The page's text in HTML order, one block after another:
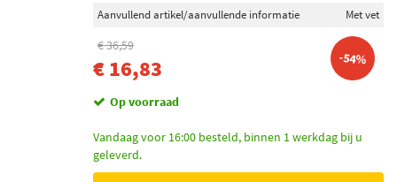
Aanvullend artikel/aanvullende informatie
Met vet
€ 36,59
€ 16,83 -54%
Op voorraad
Vandaag voor 16:00 besteld, binnen 1 werkdag bij u
geleverd.